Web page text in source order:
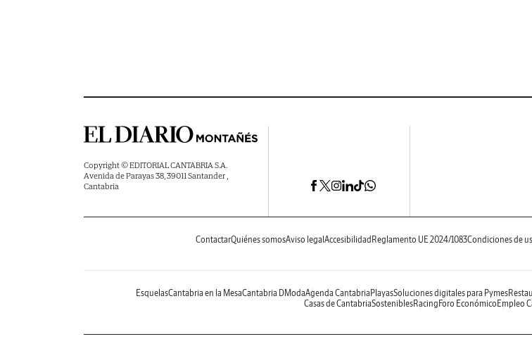
Copyright © EDITORIAL CANTABRIA S.A.
Avenida de Parayas 38, 39011 Santander ,
Cantabria
ContactarQuiénes somosAviso legal Accesibilidad Reglamento UE 2024/1083Condiciones de
EsquelasCantabria en la MesaCantabria DModaAgenda Cantabria PlayasSoluciones digitales para Pymes
Casas de CantabriaSosteniblesRacing Foro Económico Empleo